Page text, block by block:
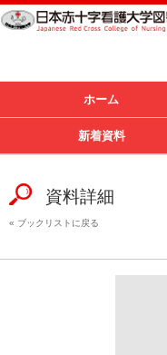
ホーム
新着資料
資料詳細
ブックリストに戻る